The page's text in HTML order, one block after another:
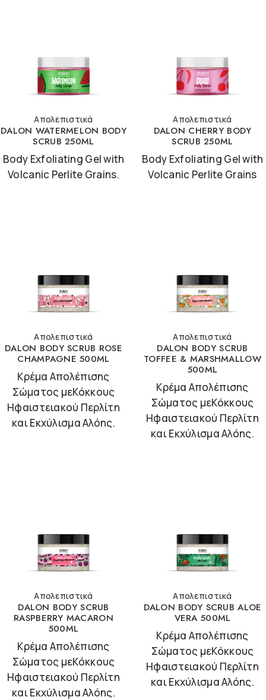
Απολεπιστικά
DALON WATERMELON BODY
SCRUB 250ML
Body Exfoliating Gel with
Volcanic Perlite Grains.
Απολεπιστικά
DALON CHERRY BODY
SCRUB 250ML
Body Exfoliating Gel with
Volcanic Perlite Grains
Απολεπιστικά
DALON BODY SCRUB ROSE
CHAMPAGNE 500ML
Κρέμα Απολέπισης
Σώματος μεΚόκκους
Ηφαιστειακού Περλίτη
και Εκχύλισμα Αλόης.
Απολεπιστικά
DALON BODY SCRUB
TOFFEE & MARSHMALLOW
500ML
Κρέμα Απολέπισης
Σώματος μεΚόκκους
Ηφαιστειακού Περλίτη
και Εκχύλισμα Αλόης.
Απολεπιστικά
DALON BODY SCRUB
RASPBERRY MACARON
500ML
Κρέμα Απολέπισης
Σώματος μεΚόκκους
Ηφαιστειακού Περλίτη
και Εκχύλισμα Αλόης.
Απολεπιστικά
DALON BODY SCRUB ALOE
VERA 500ML
Κρέμα Απολέπισης
Σώματος μεΚόκκους
Ηφαιστειακού Περλίτη
και Εκχύλισμα Αλόης.